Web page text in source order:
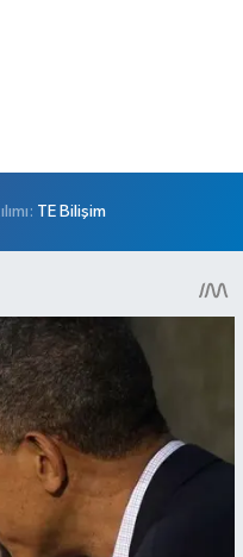
TE Bilişim